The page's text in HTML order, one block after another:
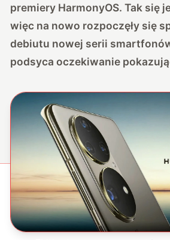
premiery HarmonyOS. Tak się
więc na nowo rozpoczęły się
debiutu nowej serii
podsyca oczekiwanie